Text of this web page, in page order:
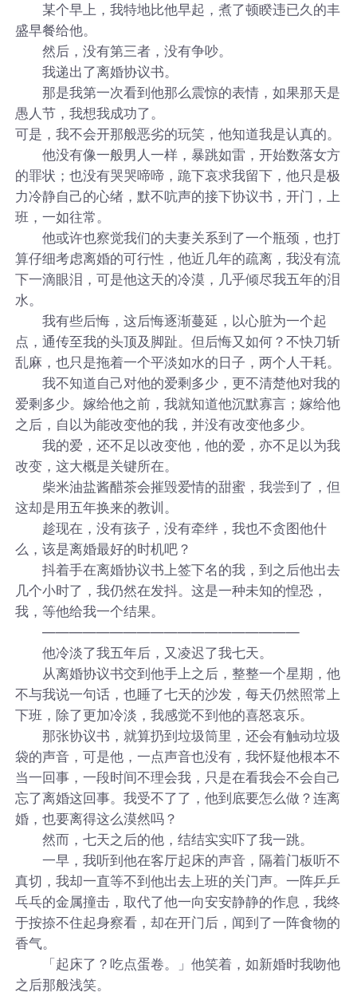
某个早上，我特地比他早起，煮了顿睽违已久的丰
盛早餐给他。
然后，没有第三者，没有争吵。
我递出了离婚协议书。
那是我第一次看到他那么震惊的表情，如果那天是
愚人节，我想我成功了。
可是，我不会开那般恶劣的玩笑，他知道我是认真的。
他没有像一般男人一样，暴跳如雷，开始数落女方
的罪状；也没有哭哭啼啼，跪下哀求我留下，他只是极
力冷静自己的心绪，默不吭声的接下协议书，开门，上
班，一如往常。
他或许也察觉我们的夫妻关系到了一个瓶颈，也打
算仔细考虑离婚的可行性，他近几年的疏离，我没有流
下一滴眼泪，可是他这天的冷漠，几乎倾尽我五年的泪
水。
我有些后悔，这后悔逐渐蔓延，以心脏为一个起
点，通传至我的头顶及脚趾。但后悔又如何？不快刀斩
乱麻，也只是拖着一个平淡如水的日子，两个人干耗。
我不知道自己对他的爱剩多少，更不清楚他对我的
爱剩多少。嫁给他之前，我就知道他沉默寡言；嫁给他
之后，自以为能改变他的我，并没有改变他多少。
我的爱，还不足以改变他，他的爱，亦不足以为我
改变，这大概是关键所在。
柴米油盐酱醋茶会摧毁爱情的甜蜜，我尝到了，但
这却是用五年换来的教训。
趁现在，没有孩子，没有牵绊，我也不贪图他什
么，该是离婚最好的时机吧？
抖着手在离婚协议书上签下名的我，到之后他出去
几个小时了，我仍然在发抖。这是一种未知的惶恐，
我，等他给我一个结果。
―――――――――――――――――――
他冷淡了我五年后，又凌迟了我七天。
从离婚协议书交到他手上之后，整整一个星期，他
不与我说一句话，也睡了七天的沙发，每天仍然照常上
下班，除了更加冷淡，我感觉不到他的喜怒哀乐。
那张协议书，就算扔到垃圾筒里，还会有触动垃圾
袋的声音，可是他，一点声音也没有，我怀疑他根本不
当一回事，一段时间不理会我，只是在看我会不会自己
忘了离婚这回事。我受不了了，他到底要怎么做？连离
婚，也要离得这么漠然吗？
然而，七天之后的他，结结实实吓了我一跳。
一早，我听到他在客厅起床的声音，隔着门板听不
真切，我却一直等不到他出去上班的关门声。一阵乒乒
乓乓的金属撞击，取代了他一向安安静静的作息，我终
于按捺不住起身察看，却在开门后，闻到了一阵食物的
香气。
「起床了？吃点蛋卷。」他笑着，如新婚时我吻他
之后那般浅笑。